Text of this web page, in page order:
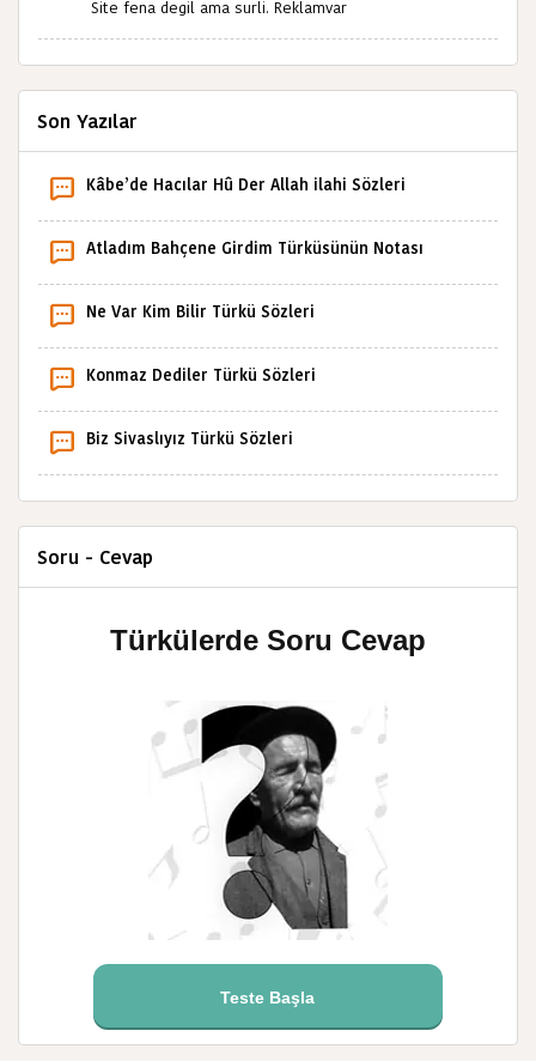
Site fena degil ama surli. Reklamvar
Son Yazılar
Kâbe’de Hacılar Hû Der Allah ilahi Sözleri
Atladım Bahçene Girdim Türküsünün Notası
Ne Var Kim Bilir Türkü Sözleri
Konmaz Dediler Türkü Sözleri
Biz Sivaslıyız Türkü Sözleri
Soru - Cevap
Türkülerde Soru Cevap
Teste Başla